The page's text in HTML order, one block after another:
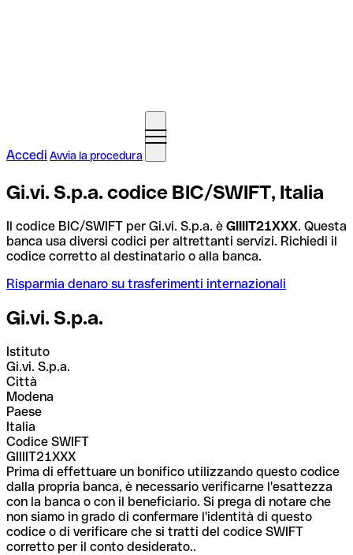
Accedi Avvia la procedura
Gi.vi. S.p.a. codice BIC/SWIFT, Italia
Il codice BIC/SWIFT per Gi.vi. S.p.a. è GIIIIT21XXX. Questa
banca usa diversi codici per altrettanti servizi. Richiedi il
codice corretto al destinatario o alla banca.
Risparmia denaro su trasferimenti internazionali
Gi.vi. S.p.a.
Istituto
Gi.vi. S.p.a.
Città
Modena
Paese
Italia
Codice SWIFT
GIIIIT21XXX
Prima di effettuare un bonifico utilizzando questo codice
dalla propria banca, è necessario verificarne l'esattezza
con la banca o con il beneficiario. Si prega di notare che
non siamo in grado di confermare l'identità di questo
codice o di verificare che si tratti del codice SWIFT
corretto per il conto desiderato..